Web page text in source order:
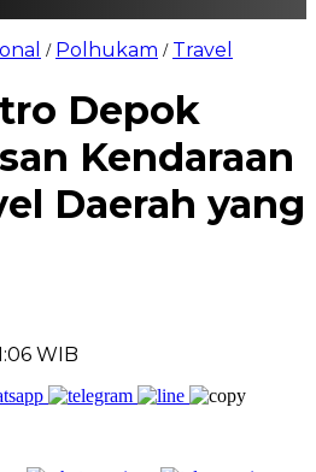
/ Polhukam / Travel
Depok
Kendaraan
Daerah yang
WIB